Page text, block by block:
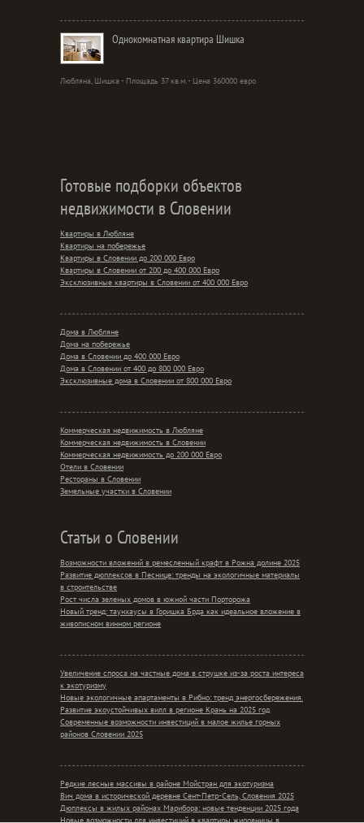
Однокомнатная квартира Шишка
Любляна, Шишка - Площадь 37 кв.м. - Цена 360000 евро
Готовые подборки объектов
недвижимости в Словении
Квартиры в Любляне
Квартиры на побережье
Квартиры в Словении до 200 000 Евро
Квартиры в Словении от 200 до 400 000 Евро
Эксклюзивные квартиры в Словении от 400 000 Евро
Дома в Любляне
Дома на побережье
Дома в Словении до 400 000 Евро
Дома в Словении от 400 до 800 000 Евро
Эксклюзивные дома в Словении от 800 000 Евро
Коммерческая недвижимость в Любляне
Коммерческая недвижимость в Словении
Коммерческая недвижимость до 200 000 Евро
Отели в Словении
Рестораны в Словении
Земельные участки в Словении
Статьи о Словении
Возможности вложений в ремесленный крафт в Рожна долине 2025
Развитие дюплексов в Песнице: тренды на экологичные материалы
в строительстве
Рост числа зеленых домов в южной части Порторожа
Новый тренд: таунхаусы в Горишка Брда как идеальное вложение в
живописном винном регионе
Увеличение спроса на частные дома в струшке из-за роста интереса
к экотуризму
Новые экологичные апартаменты в Рибно: тренд энергосбережения.
Развитие экоустойчивых вилл в регионе Крань на 2025 год
Современные возможности инвестиций в малое жилье горных
районов Словении 2025
Редкие лесные массивы в районе Мойстран для экотуризма
Вич дома в исторической деревне Сент-Петр-Сель, Словения 2025
Дюплексы в жилых районах Марибора: новые тенденции 2025 года
Новые возможности для инвестиций в квартиры жировницы в